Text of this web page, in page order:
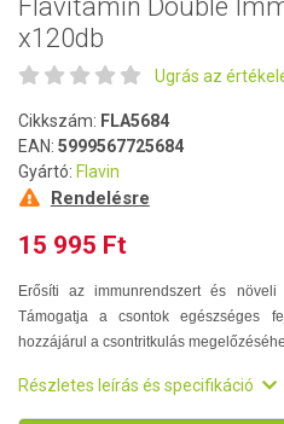
Flavitamin Double
x120db
Ugrás az
Cikkszám: FLA5684
EAN: 5999567725684
Gyártó: Flavin
Rendelésre
15 995 Ft
Erősíti az immunrendszert és
Támogatja a csontok egészséges
hozzájárul a csontritkulás
Részletes leírás és specifikáció